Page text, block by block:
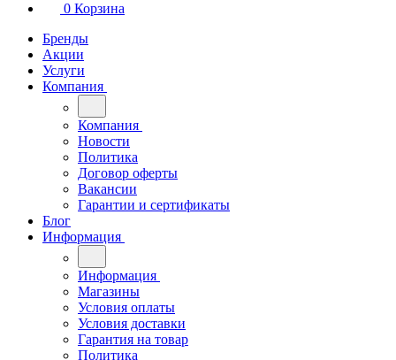
0 Корзина
Бренды
Акции
Услуги
Компания
Компания
Новости
Политика
Договор оферты
Вакансии
Гарантии и сертификаты
Блог
Информация
Информация
Магазины
Условия оплаты
Условия доставки
Гарантия на товар
Политика